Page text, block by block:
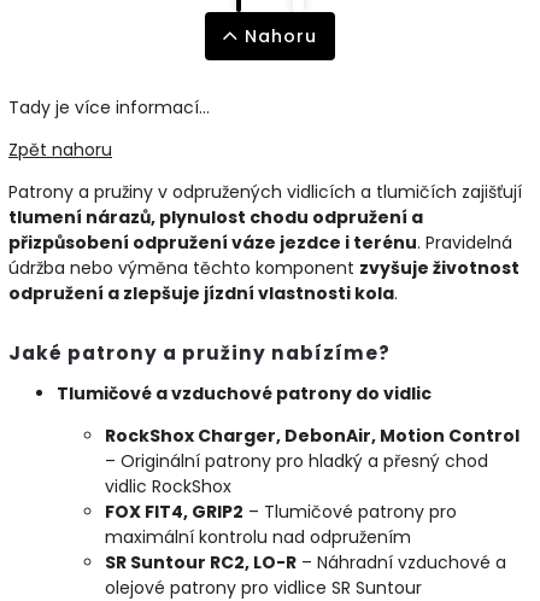
Nahoru
Tady je více informací...
Zpět nahoru
Patrony a pružiny v odpružených vidlicích a tlumičích zajišťují
tlumení nárazů, plynulost chodu odpružení a
přizpůsobení odpružení váze jezdce i terénu. Pravidelná
údržba nebo výměna těchto komponent zvyšuje životnost
odpružení a zlepšuje jízdní vlastnosti kola.
Jaké patrony a pružiny nabízíme?
Tlumičové a vzduchové patrony do vidlic
RockShox Charger, DebonAir, Motion Control
– Originální patrony pro hladký a přesný chod
vidlic RockShox
FOX FIT4, GRIP2 – Tlumičové patrony pro
maximální kontrolu nad odpružením
SR Suntour RC2, LO-R – Náhradní vzduchové a
olejové patrony pro vidlice SR Suntour